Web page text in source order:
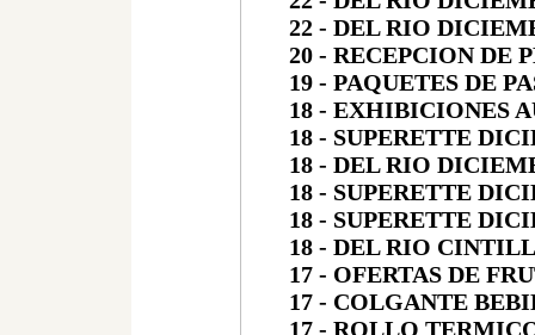
22 - DEL RIO
20 - RECEPCION DE
19 - PAQUETES DE
18 - EXHIBICIONES
18 - SUPERETTE
18 - DEL RIO
18 - SUPERETTE
18 - SUPERETTE
18 - DEL RIO
17 - OFERTAS DE
17 - COLGANTE
17 - ROLLO